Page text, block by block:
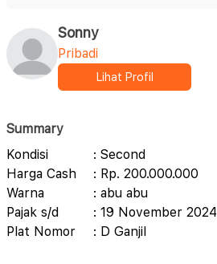
Sonny
Pribadi
Lihat Profil
Summary
Kondisi
: Second
Harga Cash
: Rp. 200.000.000
Warna
: abu abu
Pajak s/d
: 19 November 2024
Plat Nomor
: D Ganjil